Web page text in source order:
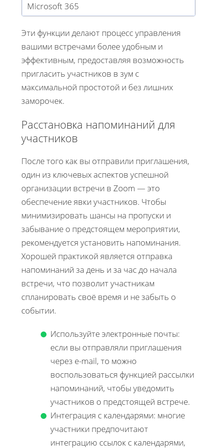
Microsoft 365
Эти функции делают процесс управления
вашими встречами более удобным и
эффективным, предоставляя возможность
пригласить участников в зум с
максимальной простотой и без лишних
заморочек.
Расстановка напоминаний для
участников
После того как вы отправили приглашения,
один из ключевых аспектов успешной
организации встречи в Zoom — это
обеспечение явки участников. Чтобы
минимизировать шансы на пропуски и
забывание о предстоящем мероприятии,
рекомендуется установить напоминания.
Хорошей практикой является отправка
напоминаний за день и за час до начала
встречи, что позволит участникам
спланировать своё время и не забыть о
событии.
Используйте электронные почты:
если вы отправляли приглашения
через e-mail, то можно
воспользоваться функцией рассылки
напоминаний, чтобы уведомить
участников о предстоящей встрече.
Интеграция с календарями: многие
участники предпочитают
интеграцию ссылок с календарями,